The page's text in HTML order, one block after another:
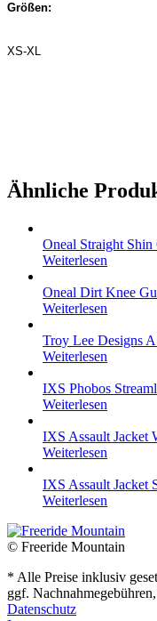
Größen:
XS-XL
Ähnliche
Oneal Straight
Weiterlesen
Oneal Dirt Knee
Weiterlesen
Troy Lee Designs
Weiterlesen
IXS Phobos
Weiterlesen
IXS Assault Jacket
Weiterlesen
IXS Assault Jacket
Weiterlesen
© Freeride Mountain
* Alle Preise inklusiv
ggf.
Datenschutz